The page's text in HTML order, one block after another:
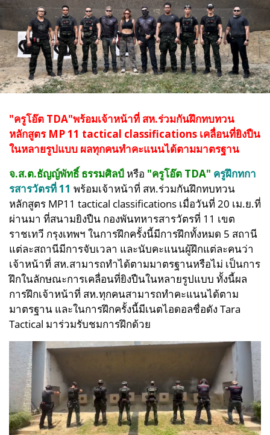
"ครูโอ๊ต TDA"พร้อมเจ้าหน้าที่ สห.ร่วมกันฝึกทบทวน
หลักสูตร MP 11 tactical classifications เคลื่อนที่ยิงปืน
ในหลายรูปแบบ ผลทุกคนทำคะแนนได้ตามมาตรฐาน
จ.ส.ต.ธัญญ์พัทธิ์ ธรรมศิลป์ หรือ "ครูโอ๊ต TDA" ครูฝึกทกา
รสารวัตรที่ 11 พร้อมเจ้าหน้าที่ สห.ร่วมกันฝึกทบทวน
หลักสูตร MP11 tactical classifications เมื่อวันที่ 20 เม.ย.ที่
ผ่านมา ที่สนามยิงปืน กองพันทหารสารวัตรที่ 11 เขต
ราชเทวี กรุงเทพฯ ในการฝึกครั้งนี้มีการฝึกทั้งหมด 5 สถานี
แต่ละสถานีมีการจับเวลา และนับคะแนนผู้ฝึกแต่ละคนว่า
เจ้าหน้าที่ สห.สามารถทำได้ตามมาตรฐานหรือไม่ เป็นการ
ฝึกในลักษณะการเคลื่อนที่ยิงปืนในหลายรูปแบบ ทั้งนี้ผล
การฝึกเจ้าหน้าที่ สห.ทุกคนสามารถทำคะแนนได้ตาม
มาตรฐาน และในการฝึกครั้งนี้มีเนตไอดอลชื่อดัง Tara
Tactical มาร่วมรับชมการฝึกด้วย